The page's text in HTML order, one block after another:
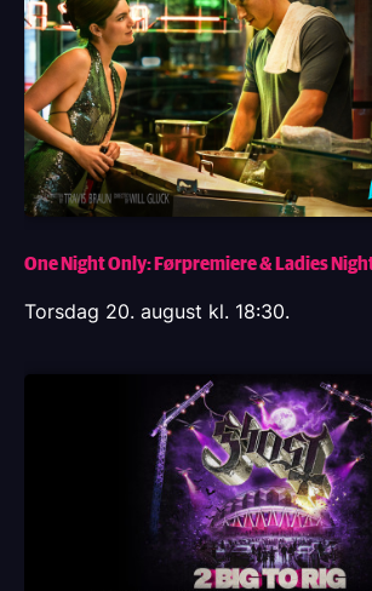
One Night Only: Førpremiere & Ladies
Torsdag 20. august kl. 18:30.